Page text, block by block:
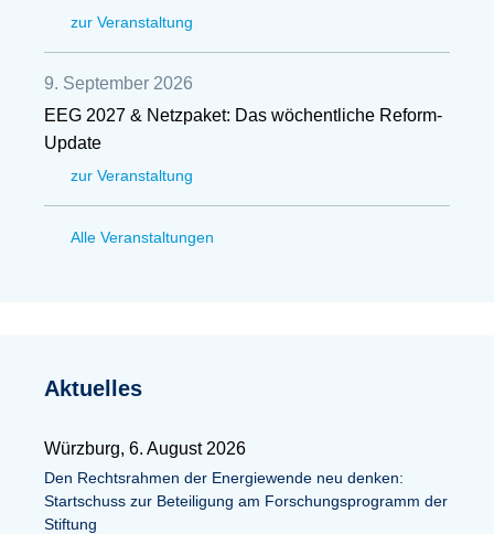
zur Veranstaltung
9. September 2026
EEG 2027 & Netzpaket: Das wöchentliche Reform-
Update
zur Veranstaltung
Alle Veranstaltungen
Aktuelles
Würzburg, 6. August 2026
Den Rechtsrahmen der Energiewende neu denken:
Startschuss zur Beteiligung am Forschungsprogramm der
Stiftung